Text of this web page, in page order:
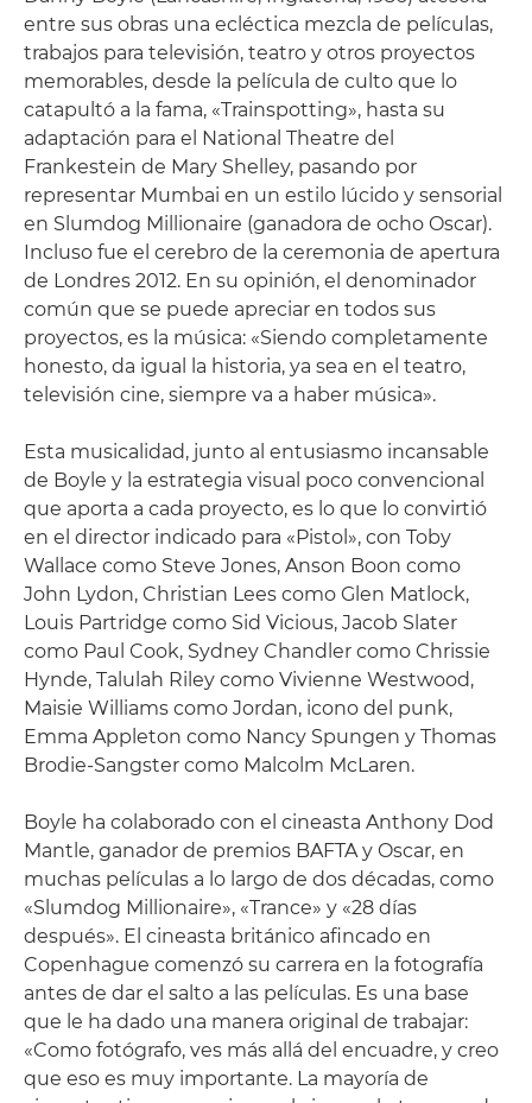
entre sus obras una ecléctica mezcla de películas,
trabajos para televisión, teatro y otros proyectos
memorables, desde la película de culto que lo
catapultó a la fama, «Trainspotting», hasta su
adaptación para el National Theatre del
Frankestein de Mary Shelley, pasando por
representar Mumbai en un estilo lúcido y sensorial
en Slumdog Millionaire (ganadora de ocho Oscar).
Incluso fue el cerebro de la ceremonia de apertura
de Londres 2012. En su opinión, el denominador
común que se puede apreciar en todos sus
proyectos, es la música: «Siendo completamente
honesto, da igual la historia, ya sea en el teatro,
televisión cine, siempre va a haber música».
Esta musicalidad, junto al entusiasmo incansable
de Boyle y la estrategia visual poco convencional
que aporta a cada proyecto, es lo que lo convirtió
en el director indicado para «Pistol», con Toby
Wallace como Steve Jones, Anson Boon como
John Lydon, Christian Lees como Glen Matlock,
Louis Partridge como Sid Vicious, Jacob Slater
como Paul Cook, Sydney Chandler como Chrissie
Hynde, Talulah Riley como Vivienne Westwood,
Maisie Williams como Jordan, icono del punk,
Emma Appleton como Nancy Spungen y Thomas
Brodie-Sangster como Malcolm McLaren.
Boyle ha colaborado con el cineasta Anthony Dod
Mantle, ganador de premios BAFTA y Oscar, en
muchas películas a lo largo de dos décadas, como
«Slumdog Millionaire», «Trance» y «28 días
después». El cineasta británico afincado en
Copenhague comenzó su carrera en la fotografía
antes de dar el salto a las películas. Es una base
que le ha dado una manera original de trabajar:
«Como fotógrafo, ves más allá del encuadre, y creo
que eso es muy importante. La mayoría de